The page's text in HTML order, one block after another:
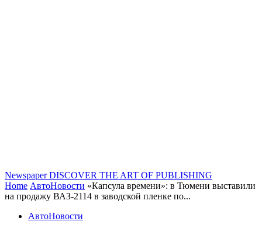
Newspaper DISCOVER THE ART OF PUBLISHING
Home АвтоНовости «Капсула времени»: в Тюмени выставили
на продажу ВАЗ-2114 в заводской пленке по...
АвтоНовости